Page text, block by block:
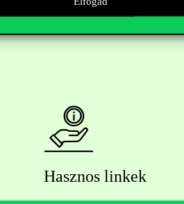
Hasznos linkek